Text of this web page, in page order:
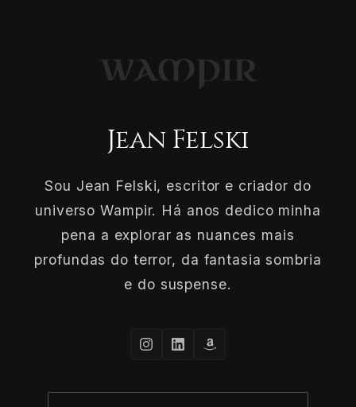
Jean Felski
Sou Jean Felski, escritor e criador do
universo Wampir. Há anos dedico minha
pena a explorar as nuances mais
profundas do terror, da fantasia sombria
e do suspense.